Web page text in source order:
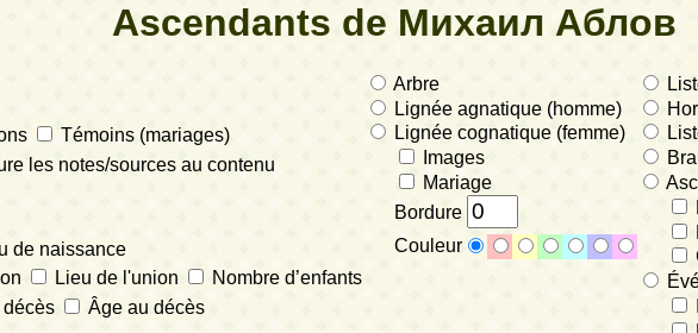
Ascendants de Михаил Аблов
Témoins (mariages)
les notes/sources au contenu
de naissance
Lieu de l'union
Nombre d’enfants
décès
Âge au décès
Arbre
Lignée agnatique (homme)
Lignée cognatique (femme)
Images
Mariage
Bordure
Couleur